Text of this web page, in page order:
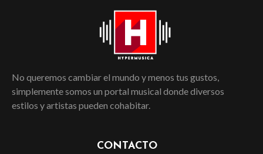
No queremos cambiar el mundo y menos tus gustos,
simplemente somos un portal musical donde diversos
estilos y artistas pueden cohabitar.
CONTACTO